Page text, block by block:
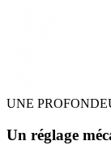
UNE
Un réglage